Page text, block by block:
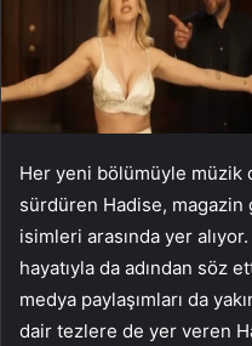
Her yeni bölümüyle müzik
sürdüren Hadise,
isimleri arasında yer
hayatıyla da adından söz
medya paylaşımları da
dair tezlere de yer veren